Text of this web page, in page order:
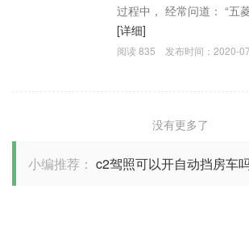
过程中， 经常问道： “五
[详细]
阅读835 发布时间：2020-
没有更多了
小编推荐： c2驾照可以开自动挡房车